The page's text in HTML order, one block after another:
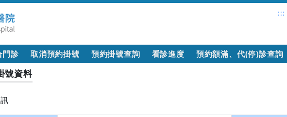
:::
門診 取消預約掛號 預約掛號查詢 看診進度 預約額滿、代(停)診查詢
號資料